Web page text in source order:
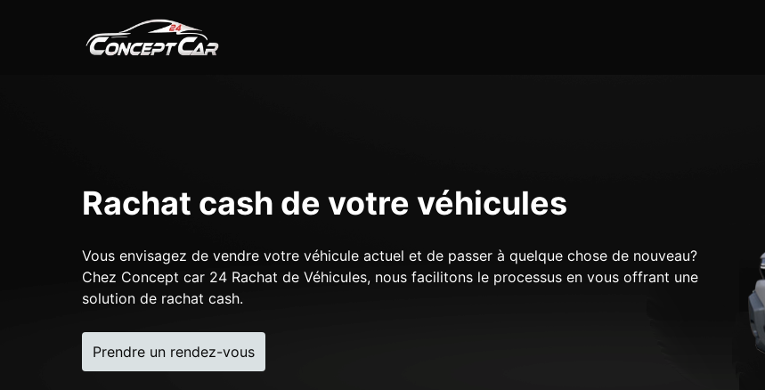
Rachat cash de votre véhicules
Vous envisagez de vendre votre véhicule actuel et de passer à quelque chose de nouveau?
Chez Concept car 24 Rachat de Véhicules, nous facilitons le processus en vous offrant une
solution de rachat cash.
Prendre un rendez-vous